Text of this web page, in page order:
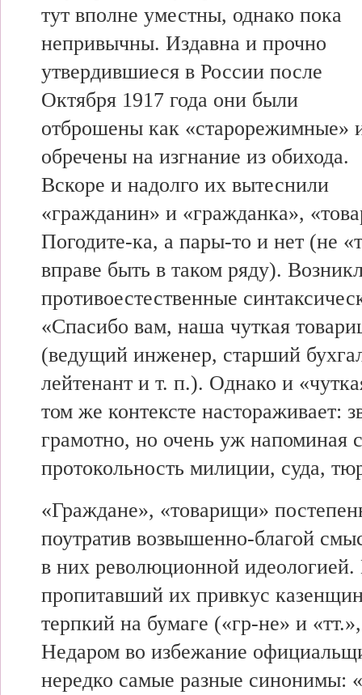
тут вполне уместны, однако пока
непривычны. Издавна и прочно
утвердившиеся в России после
Октября 1917 года они были
отброшены как «старорежимные»
обречены на изгнание из обихода.
Вскоре и надолго их вытеснили
«гражданин» и «гражданка»,
Погодите-ка, а пары-то и нет (не
вправе быть в таком ряду).
противоестественные
«Спасибо вам, наша чуткая
(ведущий инженер, старший
лейтенант и т. п.). Однако и
том же контексте настораживает:
грамотно, но очень уж напоминая
протокольность милиции, суда,
«Граждане», «товарищи»
поутратив возвышенно-благой
в них революционной идеологией.
пропитавший их привкус
терпкий на бумаге («гр-не» и
Недаром во избежание
нередко самые разные синонимы: